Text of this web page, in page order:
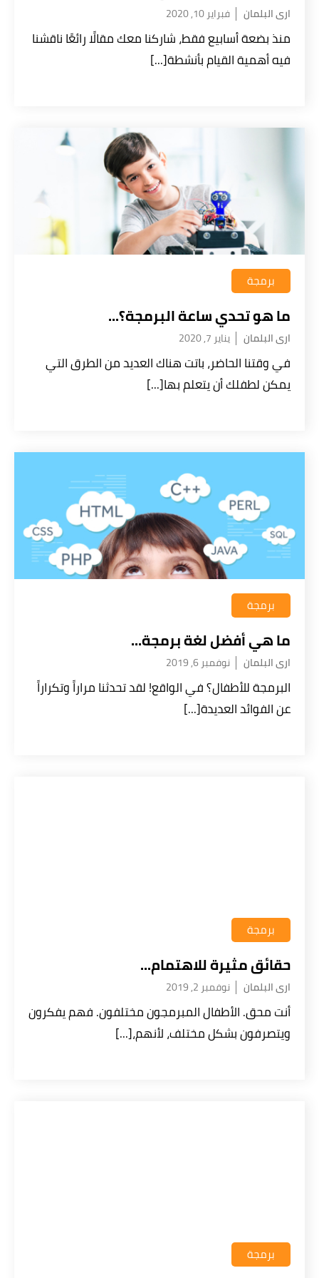
ارى البلمان فبراير 10, 2020
منذ بضعة أسابيع فقط، شاركنا معك مقالًا رائعًا ناقشنا
فيه أهمية القيام بأنشطة[...]
برمجة
ما هو تحدي ساعة البرمجة؟...
ارى البلمان يناير 7, 2020
في وقتنا الحاضر، باتت هناك العديد من الطرق التي
يمكن لطفلك أن يتعلم بها[...]
برمجة
ما هي أفضل لغة برمجة...
ارى البلمان نوفمبر 6, 2019
البرمجة للأطفال؟ في الواقع! لقد تحدثنا مراراً وتكراراً
عن الفوائد العديدة[...]
برمجة
حقائق مثيرة للاهتمام...
ارى البلمان نوفمبر 2, 2019
أنت محق. الأطفال المبرمجون مختلفون. فهم يفكرون
ويتصرفون بشكل مختلف، لأنهم،[...]
برمجة